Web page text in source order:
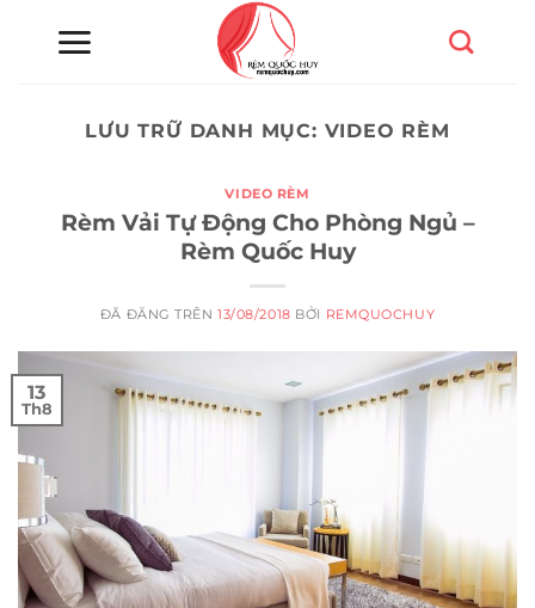
LƯU TRỮ DANH MỤC: VIDEO RÈM
VIDEO RÈM
Rèm Vải Tự Động Cho Phòng Ngủ –
Rèm Quốc Huy
ĐÃ ĐĂNG TRÊN13/08/2018 BỞI REMQUOCHUY
13
Th8